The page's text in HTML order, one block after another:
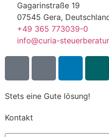
Gagarinstraße 19
07545 Gera,
+49 365 773039-0
info@curia-
Stets eine Gute lösung!
Kontakt